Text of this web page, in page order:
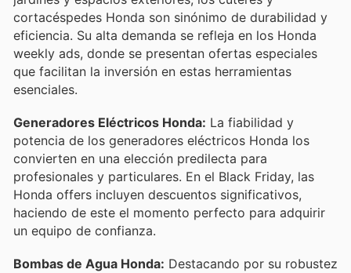
cortacéspedes Honda son sinónimo de durabilidad y
eficiencia. Su alta demanda se refleja en los Honda
weekly ads, donde se presentan ofertas especiales
que facilitan la inversión en estas herramientas
esenciales.
Generadores Eléctricos Honda: La fiabilidad y
potencia de los generadores eléctricos Honda los
convierten en una elección predilecta para
profesionales y particulares. En el Black Friday, las
Honda offers incluyen descuentos significativos,
haciendo de este el momento perfecto para adquirir
un equipo de confianza.
Bombas de Agua Honda: Destacando por su robustez